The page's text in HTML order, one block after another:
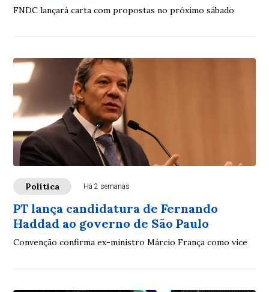
FNDC lançará carta com propostas no próximo sábado
Política Há 2 semanas
PT lança candidatura de Fernando
Haddad ao governo de São Paulo
Convenção confirma ex-ministro Márcio França como vice